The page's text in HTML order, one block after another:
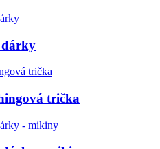
dárky
trička